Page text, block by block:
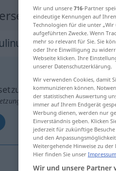
anklicken/antippen)
Wir und unsere 716-Partner
eindeutige Kennungen auf
Technologien für die unter
aufgeführten Zwecke. Wenn
mehr so relevant für Sie. Sie
oder Ihre Einwilligung zu
Webseite klicken. Ihre
unserer Datenschutzerklärung.
Wir verwenden Cookies, damit
kommunizieren können.
der statistischen Auswertung
immer auf Ihrem Endgerät
Werbung dienen, werden nur
Einverständnis geben. Klicken
jederzeit für zukünftige
und den
Weitergehende Hinweise zu
Hier finden Sie unser Impressum
Wir und unsere Partner